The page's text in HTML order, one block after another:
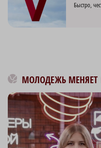
Быстро,
МОЛОДЕЖЬ